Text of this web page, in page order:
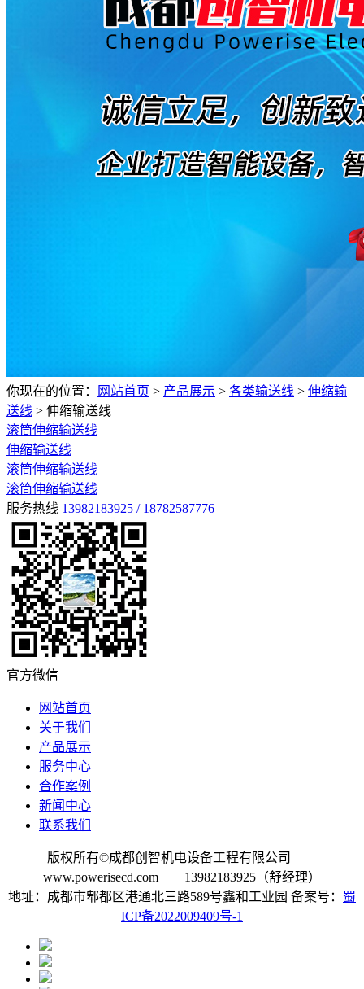
你现在的位置： 网站首页 > 产品展示 > 各类输送线 > 伸缩输
送线 > 伸缩输送线
滚筒伸缩输送线
伸缩输送线
滚筒伸缩输送线
滚筒伸缩输送线
服务热线 13982183925 / 18782587776
官方微信
网站首页
关于我们
产品展示
服务中心
合作案例
新闻中心
联系我们
版权所有©成都创智机电设备工程有限公司
www.powerisecd.com 13982183925（舒经理）
地址：成都市郫都区港通北三路589号鑫和工业园 备案号： 蜀
ICP备2022009409号-1